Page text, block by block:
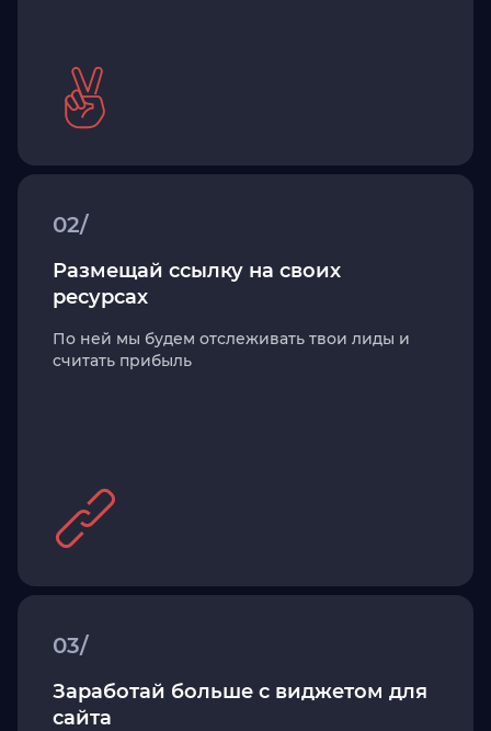
02/
Размещай ссылку на своих
ресурсах
По ней мы будем отслеживать твои лиды и
считать прибыль
03/
Заработай больше с виджетом для
сайта